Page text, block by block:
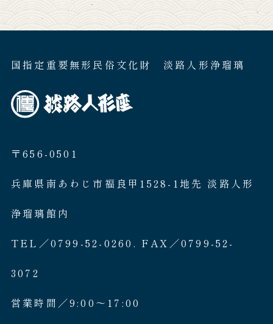
国指定重要無形民俗文化財 淡路人形浄瑠璃
〒656-0501
兵庫県南あわじ市福良甲1528-1地先 淡路人形
浄瑠璃館内
TEL／0799-52-0260. FAX／0799-52-
3072
営業時間／9:00〜17:00